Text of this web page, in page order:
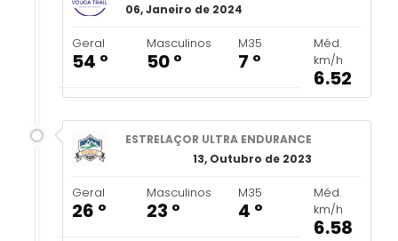
06, Janeiro de 2024
Geral
54 º
Masculinos
50 º
M35
7 º
Méd.
km/h
6.52
ESTRELAÇOR ULTRA ENDURANCE
13, Outubro de 2023
Geral
26 º
Masculinos
23 º
M35
4 º
Méd.
km/h
6.58